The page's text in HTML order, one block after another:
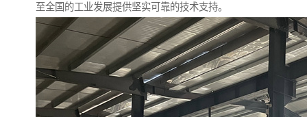
至全国的工业发展提供坚实可靠的技术支持。